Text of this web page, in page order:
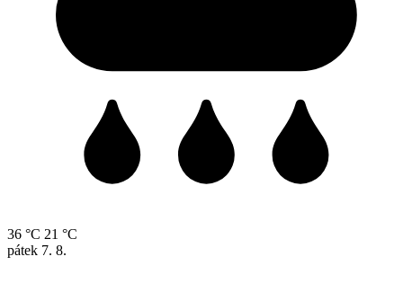
36 °C 21 °C
pátek 7. 8.